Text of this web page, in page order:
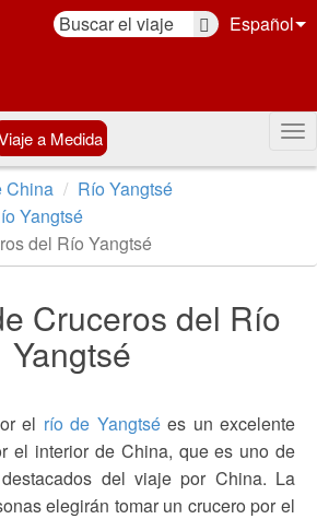
Español
a Medida
China
Río Yangtsé
Yangtsé
del Río Yangtsé
Cruceros del Río
Yangtsé
el río de Yangtsées un excelente
el interior de China, que es uno de
del viaje por China. La
elegirán tomar un crucero por el